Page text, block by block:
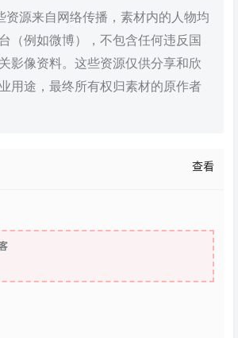
资源来自网络传播，素材内的人物均
（例如微博），不包含任何违反国
影像资料。这些资源仅供分享和欣
用途，最终所有权归素材的原作者
查看